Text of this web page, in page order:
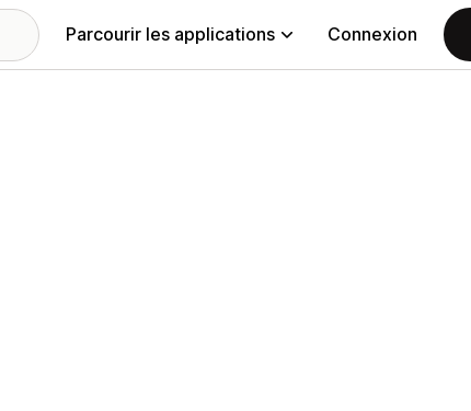
Parcourir les applications Connexion